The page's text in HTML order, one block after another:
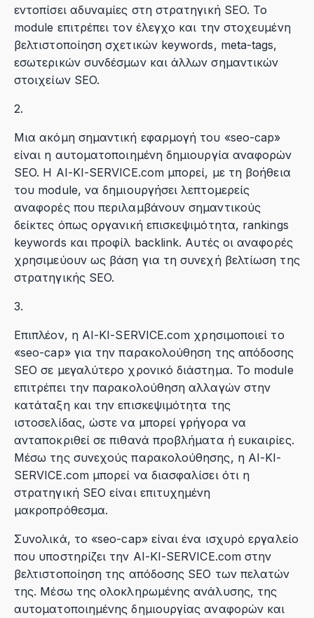
εντοπίσει αδυναμίες στη στρατηγική SEO. Το
module επιτρέπει τον έλεγχο και την στοχευμένη
βελτιστοποίηση σχετικών keywords, meta-tags,
εσωτερικών συνδέσμων και άλλων σημαντικών
στοιχείων SEO.
2.
Μια ακόμη σημαντική εφαρμογή του «seo-cap»
είναι η αυτοματοποιημένη δημιουργία αναφορών
SEO. Η AI-KI-SERVICE.com μπορεί, με τη βοήθεια
του module, να δημιουργήσει λεπτομερείς
αναφορές που περιλαμβάνουν σημαντικούς
δείκτες όπως οργανική επισκεψιμότητα, rankings
keywords και προφίλ backlink. Αυτές οι αναφορές
χρησιμεύουν ως βάση για τη συνεχή βελτίωση της
στρατηγικής SEO.
3.
Επιπλέον, η AI-KI-SERVICE.com χρησιμοποιεί το
«seo-cap» για την παρακολούθηση της απόδοσης
SEO σε μεγαλύτερο χρονικό διάστημα. Το module
επιτρέπει την παρακολούθηση αλλαγών στην
κατάταξη και την επισκεψιμότητα της
ιστοσελίδας, ώστε να μπορεί γρήγορα να
ανταποκριθεί σε πιθανά προβλήματα ή ευκαιρίες.
Μέσω της συνεχούς παρακολούθησης, η AI-KI-
SERVICE.com μπορεί να διασφαλίσει ότι η
στρατηγική SEO είναι επιτυχημένη
μακροπρόθεσμα.
Συνολικά, το «seo-cap» είναι ένα ισχυρό εργαλείο
που υποστηρίζει την AI-KI-SERVICE.com στην
βελτιστοποίηση της απόδοσης SEO των πελατών
της. Μέσω της ολοκληρωμένης ανάλυσης, της
αυτοματοποιημένης δημιουργίας αναφορών και